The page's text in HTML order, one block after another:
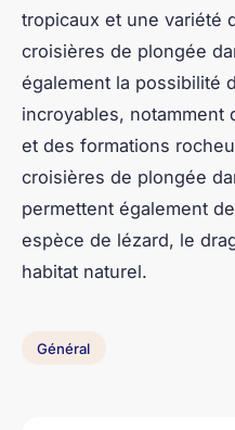
tropicaux et une variété
croisières de plongée
également la possibilité
incroyables, notamment
et des formations
croisières de plongée
permettent également
espèce de lézard, le
habitat naturel.
Général